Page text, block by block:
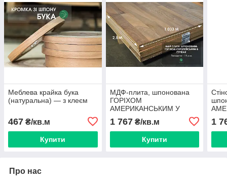
Меблева крайка бука
(натуральна) — з клеєм
467 ₴/кв.м
Купити
МДФ-плита, шпонована
ГОРІХОМ
АМЕРИКАНСЬКИМ У
паркет), 19 мм 2,8х1,033
м
1 767₴/кв.м
Купити
м
1
Про нас